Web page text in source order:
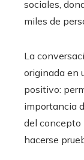
sociales,
miles de
La
originada en
positivo:
importancia
del concepto
hacerse